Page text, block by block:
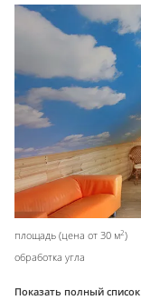
площадь (цена от 30 м2)
обработка угла
Показать полный список